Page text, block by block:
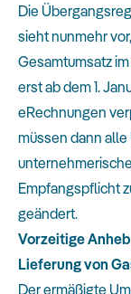
Die
sieht nunmehr
Gesamtumsatz
erst ab dem 1.
eRechnungen
müssen dann
Empfangspflicht
geändert.
Vorzeitige
Lieferung von
Der ermäßigte